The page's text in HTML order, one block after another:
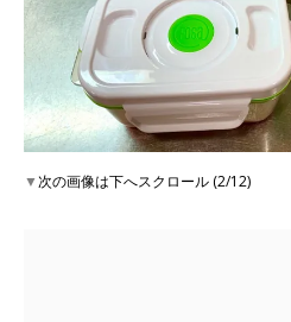
▼次の画像は下へスクロール (2/12)